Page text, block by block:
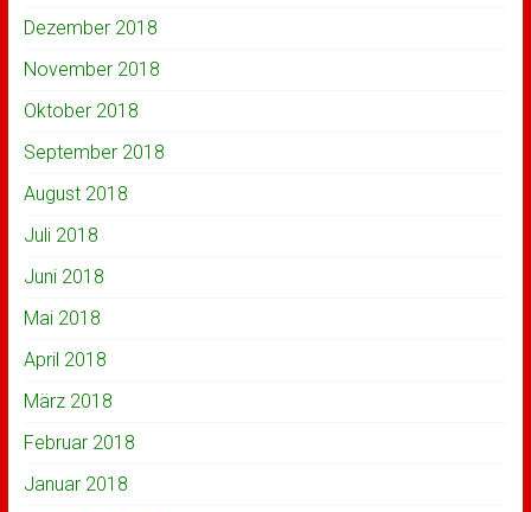
Dezember 2018
November 2018
Oktober 2018
September 2018
August 2018
Juli 2018
Juni 2018
Mai 2018
April 2018
März 2018
Februar 2018
Januar 2018